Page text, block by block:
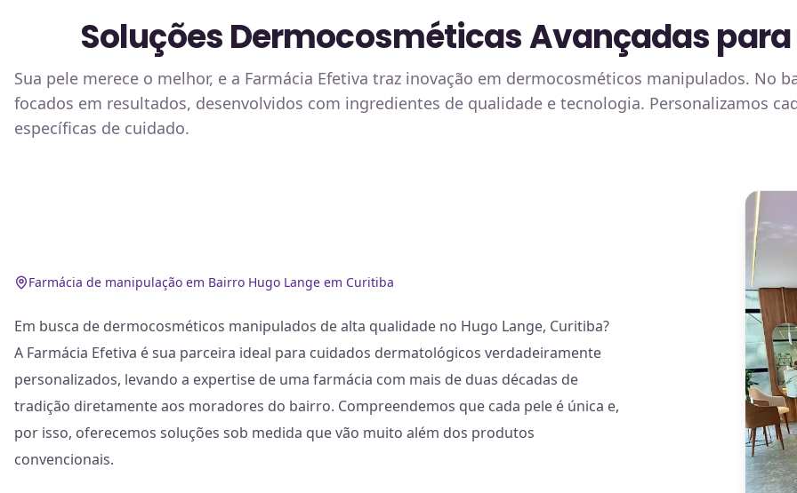
Soluções Dermocosméticas Avançadas para
Sua pele merece o melhor, e a Farmácia Efetiva traz inovação em dermocosméticos manipulados. No
focados em resultados, desenvolvidos com ingredientes de qualidade e tecnologia. Personalizamos
específicas de cuidado.
Farmácia de manipulação em Bairro Hugo Lange em Curitiba
Em busca de dermocosméticos manipulados de alta qualidade no Hugo Lange, Curitiba?
A Farmácia Efetiva é sua parceira ideal para cuidados dermatológicos verdadeiramente
personalizados, levando a expertise de uma farmácia com mais de duas décadas de
tradição diretamente aos moradores do bairro. Compreendemos que cada pele é única e,
por isso, oferecemos soluções sob medida que vão muito além dos produtos
convencionais.